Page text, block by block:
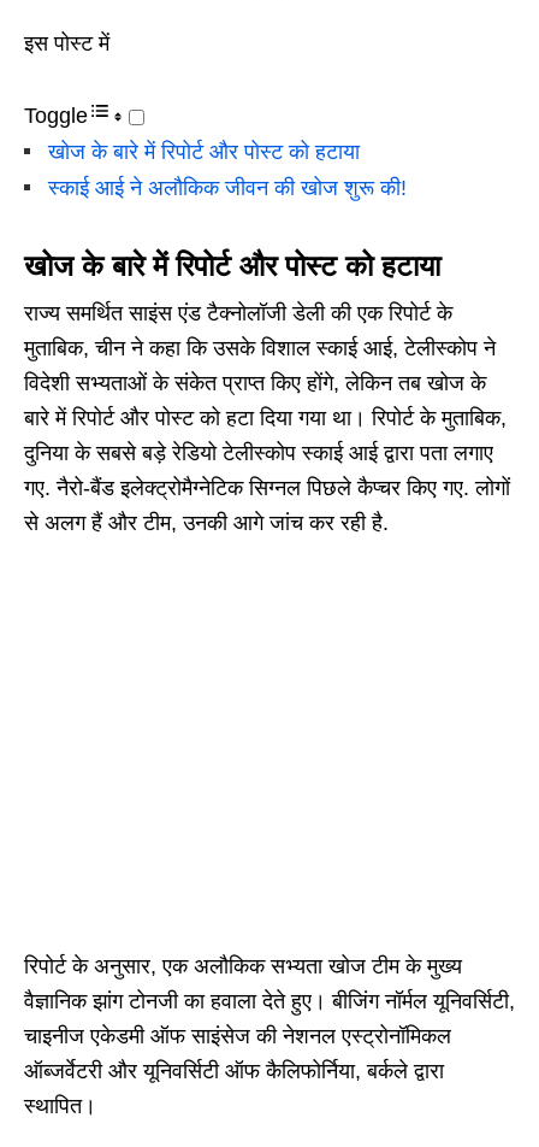
इस पोस्ट में
Toggle
खोज के बारे में रिपोर्ट और पोस्ट को हटाया
स्काई आई ने अलौकिक जीवन की खोज शुरू की!
खोज के बारे में रिपोर्ट और पोस्ट को हटाया
राज्य समर्थित साइंस एंड टैक्नोलॉजी डेली की एक रिपोर्ट के
मुताबिक, चीन ने कहा कि उसके विशाल स्काई आई, टेलीस्कोप ने
विदेशी सभ्यताओं के संकेत प्राप्त किए होंगे, लेकिन तब खोज के
बारे में रिपोर्ट और पोस्ट को हटा दिया गया था। रिपोर्ट के मुताबिक,
दुनिया के सबसे बड़े रेडियो टेलीस्कोप स्काई आई द्वारा पता लगाए
गए. नैरो-बैंड इलेक्ट्रोमैग्नेटिक सिग्नल पिछले कैप्चर किए गए. लोगों
से अलग हैं और टीम, उनकी आगे जांच कर रही है.
रिपोर्ट के अनुसार, एक अलौकिक सभ्यता खोज टीम के मुख्य
वैज्ञानिक झांग टोनजी का हवाला देते हुए। बीजिंग नॉर्मल यूनिवर्सिटी,
चाइनीज एकेडमी ऑफ साइंसेज की नेशनल एस्ट्रोनॉमिकल
ऑब्जर्वेटरी और यूनिवर्सिटी ऑफ कैलिफोर्निया, बर्कले द्वारा
स्थापित।